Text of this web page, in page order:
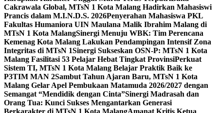
Cakrawala Global, MTsN 1 Kota Malang Hadirkan Mahasiswi
Prancis dalam M.I.N.D.S. 2026Penyerahan Mahasiswa PKL
Fakultas Humaniora UIN Maulana Malik Ibrahim Malang di
MTsN 1 Kota MalangSinergi Menuju WBK: Tim Perencana
Kemenag Kota Malang Lakukan Pendampingan Intensif Zona
Integritas di MTsN 1Sinergi Sukseskan OSN-P: MTsN 1 Kota
Malang Fasilitasi 53 Pelajar Hebat Tingkat ProvinsiPerkuat
Sistem TI, MTsN 1 Kota Malang Belajar Praktik Baik ke
P3TIM MAN 2Sambut Tahun Ajaran Baru, MTsN 1 Kota
Malang Gelar Apel Pembukaan Matamuda 2026/2027 dengan
Semangat “Mendidik dengan Cinta”Sinergi Madrasah dan
Orang Tua: Kunci Sukses Mengantarkan Generasi
Berkarakter di MTsN 1 Kota MalangAmanat Kritis Ketua